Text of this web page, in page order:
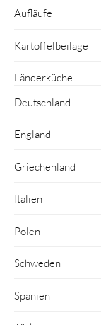
Aufläufe
Kartoffelbeilage
Länderküche
Deutschland
England
Griechenland
Italien
Polen
Schweden
Spanien